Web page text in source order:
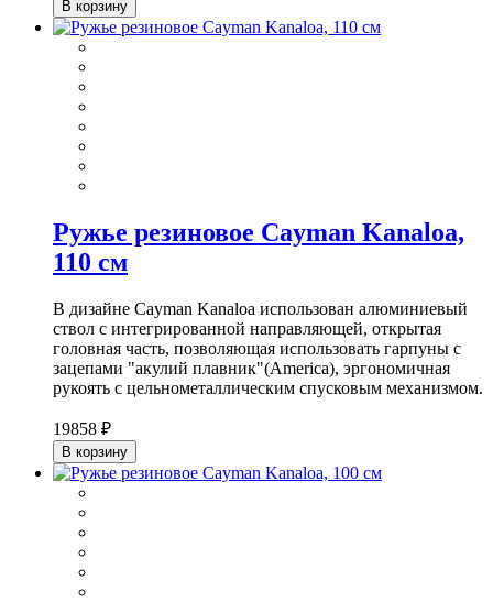
В корзину
Ружье резиновое Cayman Kanaloa,
110 см
В дизайне Cayman Kanaloa использован алюминиевый
ствол с интегрированной направляющей, открытая
головная часть, позволяющая использовать гарпуны с
зацепами "акулий плавник"(America), эргономичная
рукоять с цельнометаллическим спусковым механизмом.
19858 ₽
В корзину